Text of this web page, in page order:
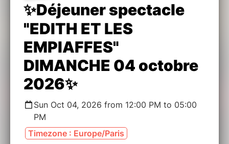
✨Déjeuner spectacle
"EDITH ET LES
EMPIAFFES"
DIMANCHE 04 octobre
2026✨
Sun Oct 04, 2026 from 12:00 PM to 05:00
PM
Timezone : Europe/Paris